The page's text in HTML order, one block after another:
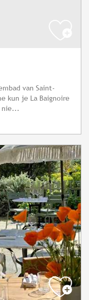
van Saint-
kun je La Baignoire
nie...